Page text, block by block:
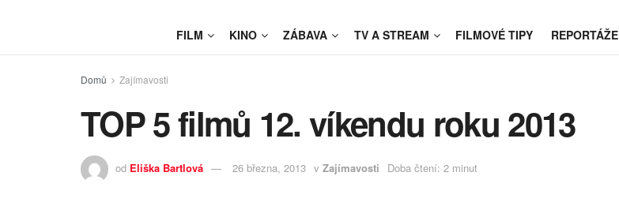
FILM KINO ZÁBAVA TV A STREAM FILMOVÉ TIPY REPORTÁŽE
Domů Zajímavosti
TOP 5 filmů 12. víkendu roku 2013
od Eliška Bartlová 26 března, 2013 v Zajímavosti Doba čtení: 2 minut